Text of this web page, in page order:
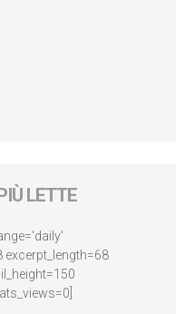
LETTE
excerpt_length=68